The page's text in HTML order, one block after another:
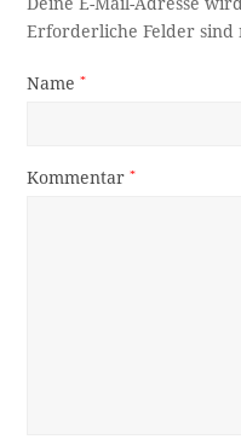
Erforderliche Felder
Name*
Kommentar*